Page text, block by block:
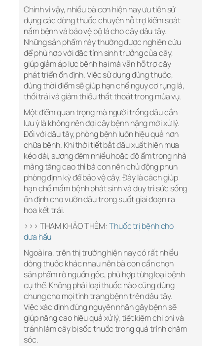
Chính vì vậy, nhiều bà con hiện nay ưu tiên sử
dụng các dòng thuốc chuyên hỗ trợ kiểm soát
nấm bệnh và bảo vệ bộ lá cho cây dâu tây.
Những sản phẩm này thường được nghiên cứu
để phù hợp với đặc tính sinh trưởng của cây,
giúp giảm áp lực bệnh hại mà vẫn hỗ trợ cây
phát triển ổn định. Việc sử dụng đúng thuốc,
đúng thời điểm sẽ giúp hạn chế nguy cơ rụng lá,
thối trái và giảm thiểu thất thoát trong mùa vụ.
Một điểm quan trọng mà người trồng dâu cần
lưu ý là không nên đợi cây bệnh nặng mới xử lý.
Đối với dâu tây, phòng bệnh luôn hiệu quả hơn
chữa bệnh. Khi thời tiết bắt đầu xuất hiện mưa
kéo dài, sương đêm nhiều hoặc độ ẩm trong nhà
màng tăng cao thì bà con nên chủ động phun
phòng định kỳ để bảo vệ cây. Đây là cách giúp
hạn chế mầm bệnh phát sinh và duy trì sức sống
ổn định cho vườn dâu trong suốt giai đoạn ra
hoa kết trái.
>>> THAM KHẢO THÊM: Thuốc trị bệnh cho
dưa hấu
Ngoài ra, trên thị trường hiện nay có rất nhiều
dòng thuốc khác nhau nên bà con cần chọn
sản phẩm rõ nguồn gốc, phù hợp từng loại bệnh
cụ thể. Không phải loại thuốc nào cũng dùng
chung cho mọi tình trạng bệnh trên dâu tây.
Việc xác định đúng nguyên nhân gây bệnh sẽ
giúp nâng cao hiệu quả xử lý, tiết kiệm chi phí và
tránh làm cây bị sốc thuốc trong quá trình chăm
sóc.